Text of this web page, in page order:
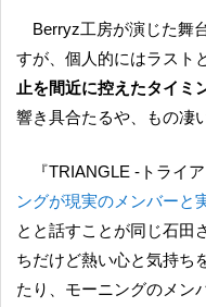
Berryz工房が演じた舞台は『三億円少女』などが名高いで
すが、個人的にはラスト
止を間近に控えたタイミ
響き具合たるや、もの凄
『TRIANGLE ‐トラ
ングが現実のメンバーと
とと話すことが同じ石田
ちだけど熱い心と気持ち
たり、モーニングのメン